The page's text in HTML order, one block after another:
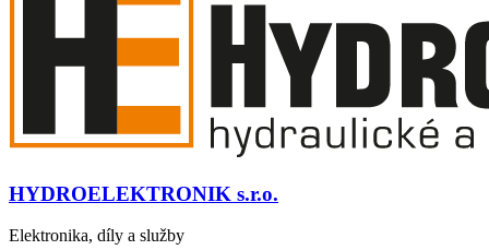
HYDROELEKTRONIK s.r.o.
Elektronika, díly a služby